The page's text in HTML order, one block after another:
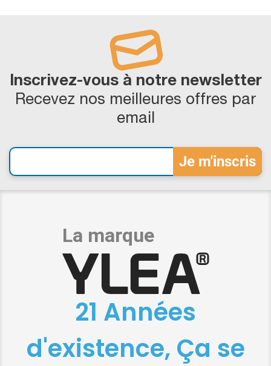
Inscrivez-vous à notre newsletter
Recevez nos meilleures offres par
email
21 Années
d'existence, Ça se